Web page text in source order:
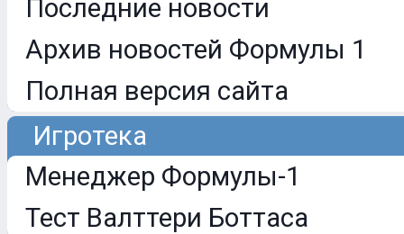
Последние новости
Архив новостей Формулы 1
Полная версия сайта
Игротека
Менеджер Формулы-1
Тест Валттери Боттаса